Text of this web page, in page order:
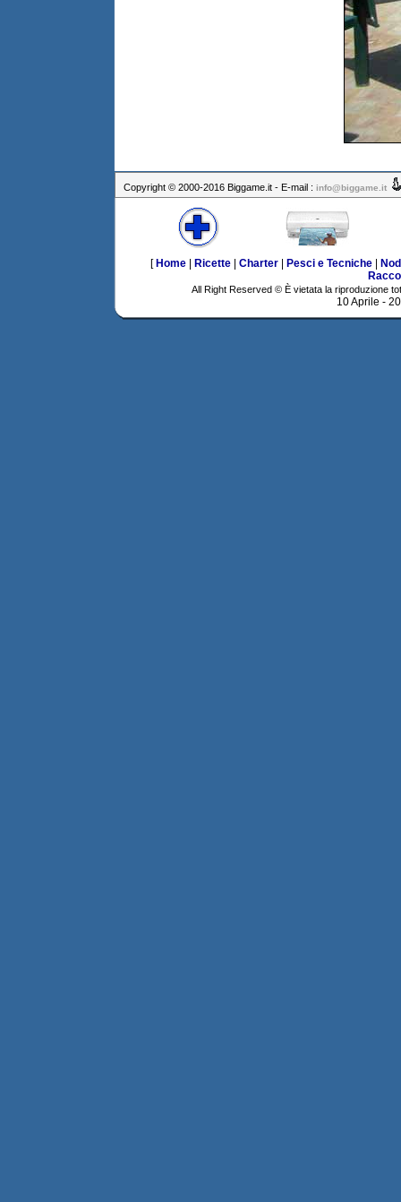
Copyright © 2000-2016 Biggame.it - E-mail : info@biggame.it
[ Home| Ricette| Charter| Pesci e Tecniche|
All Right Reserved © È vietata la riproduzione
10 Aprile -